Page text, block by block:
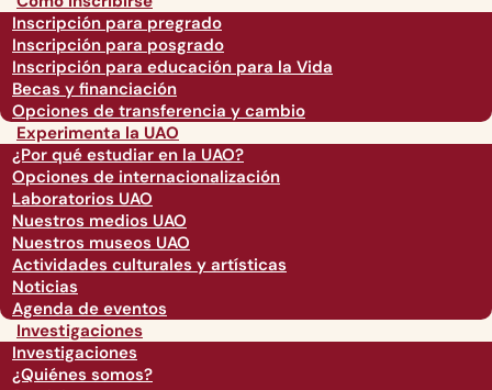
Inscripción para pregrado
Inscripción para posgrado
Inscripción para educación para la Vida
Becas y financiación
Opciones de transferencia y cambio
Experimenta la UAO
¿Por qué estudiar en la UAO?
Opciones de internacionalización
Laboratorios UAO
Nuestros medios UAO
Nuestros museos UAO
Actividades culturales y artísticas
Noticias
Agenda de eventos
Investigaciones
Investigaciones
¿Quiénes somos?